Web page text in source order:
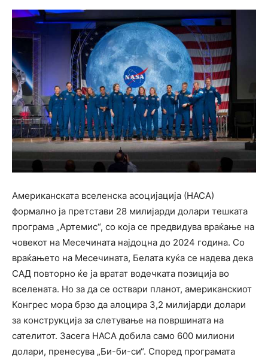
Американската вселенска асоцијација (НАСА)
формално ја претстави 28 милијарди долари тешката
програма „Артемис“, со која се предвидува враќање на
човекот на Месечината најдоцна до 2024 година. Со
враќањето на Месечината, Белата куќа се надева дека
САД повторно ќе ја вратат водечката позиција во
вселената. Но за да се оствари планот, американскиот
Конгрес мора брзо да алоцира 3,2 милијарди долари
за конструкција за слетување на површината на
сателитот. Засега НАСА добила само 600 милиони
долари, пренесува „Би-би-си“. Според програмата